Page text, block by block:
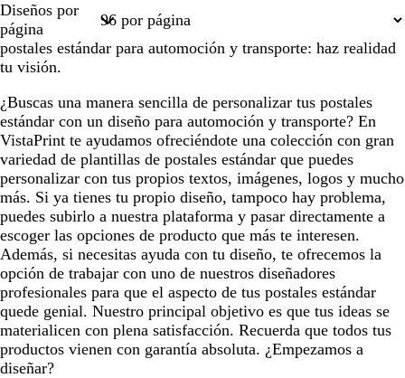
Diseños por
página
postales estándar para automoción y transporte: haz realidad
tu visión.
¿Buscas una manera sencilla de personalizar tus postales
estándar con un diseño para automoción y transporte? En
VistaPrint te ayudamos ofreciéndote una colección con gran
variedad de plantillas de postales estándar que puedes
personalizar con tus propios textos, imágenes, logos y mucho
más. Si ya tienes tu propio diseño, tampoco hay problema,
puedes subirlo a nuestra plataforma y pasar directamente a
escoger las opciones de producto que más te interesen.
Además, si necesitas ayuda con tu diseño, te ofrecemos la
opción de trabajar con uno de nuestros diseñadores
profesionales para que el aspecto de tus postales estándar
quede genial. Nuestro principal objetivo es que tus ideas se
materialicen con plena satisfacción. Recuerda que todos tus
productos vienen con garantía absoluta. ¿Empezamos a
diseñar?